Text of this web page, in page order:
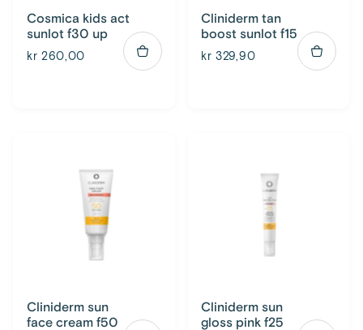
Cosmica kids act
sunlot f30 up
kr 260,00
Cliniderm tan
boost sunlot f15
kr 329,90
Cliniderm sun
face cream f50
Cliniderm sun
gloss pink f25